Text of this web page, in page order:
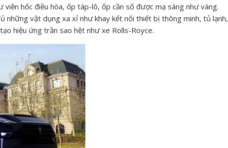
hốc điều hòa, ốp táp-lô, ốp cần số được mạ sáng như vàng.
những vật dụng xa xỉ như khay kết nối thiết bị thông minh, tủ lạnh,
hiệu ứng trần sao hệt như xe Rolls-Royce.